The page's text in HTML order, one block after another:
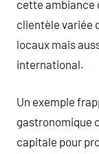
cette ambiance
clientèle variée
locaux mais
international.
Un exemple
gastronomique
capitale pour